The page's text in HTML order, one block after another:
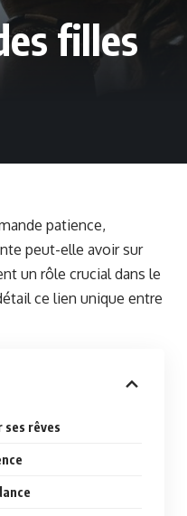
filles
patience,
peut-elle avoir sur
un rôle crucial dans le
ce lien unique entre
ses rêves